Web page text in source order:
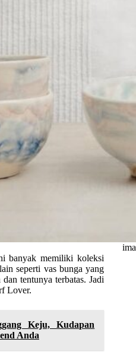
banyak memiliki koleksi
seperti vas bunga yang
tentunya terbatas. Jadi
Lover.
Keju, Kudapan
Anda